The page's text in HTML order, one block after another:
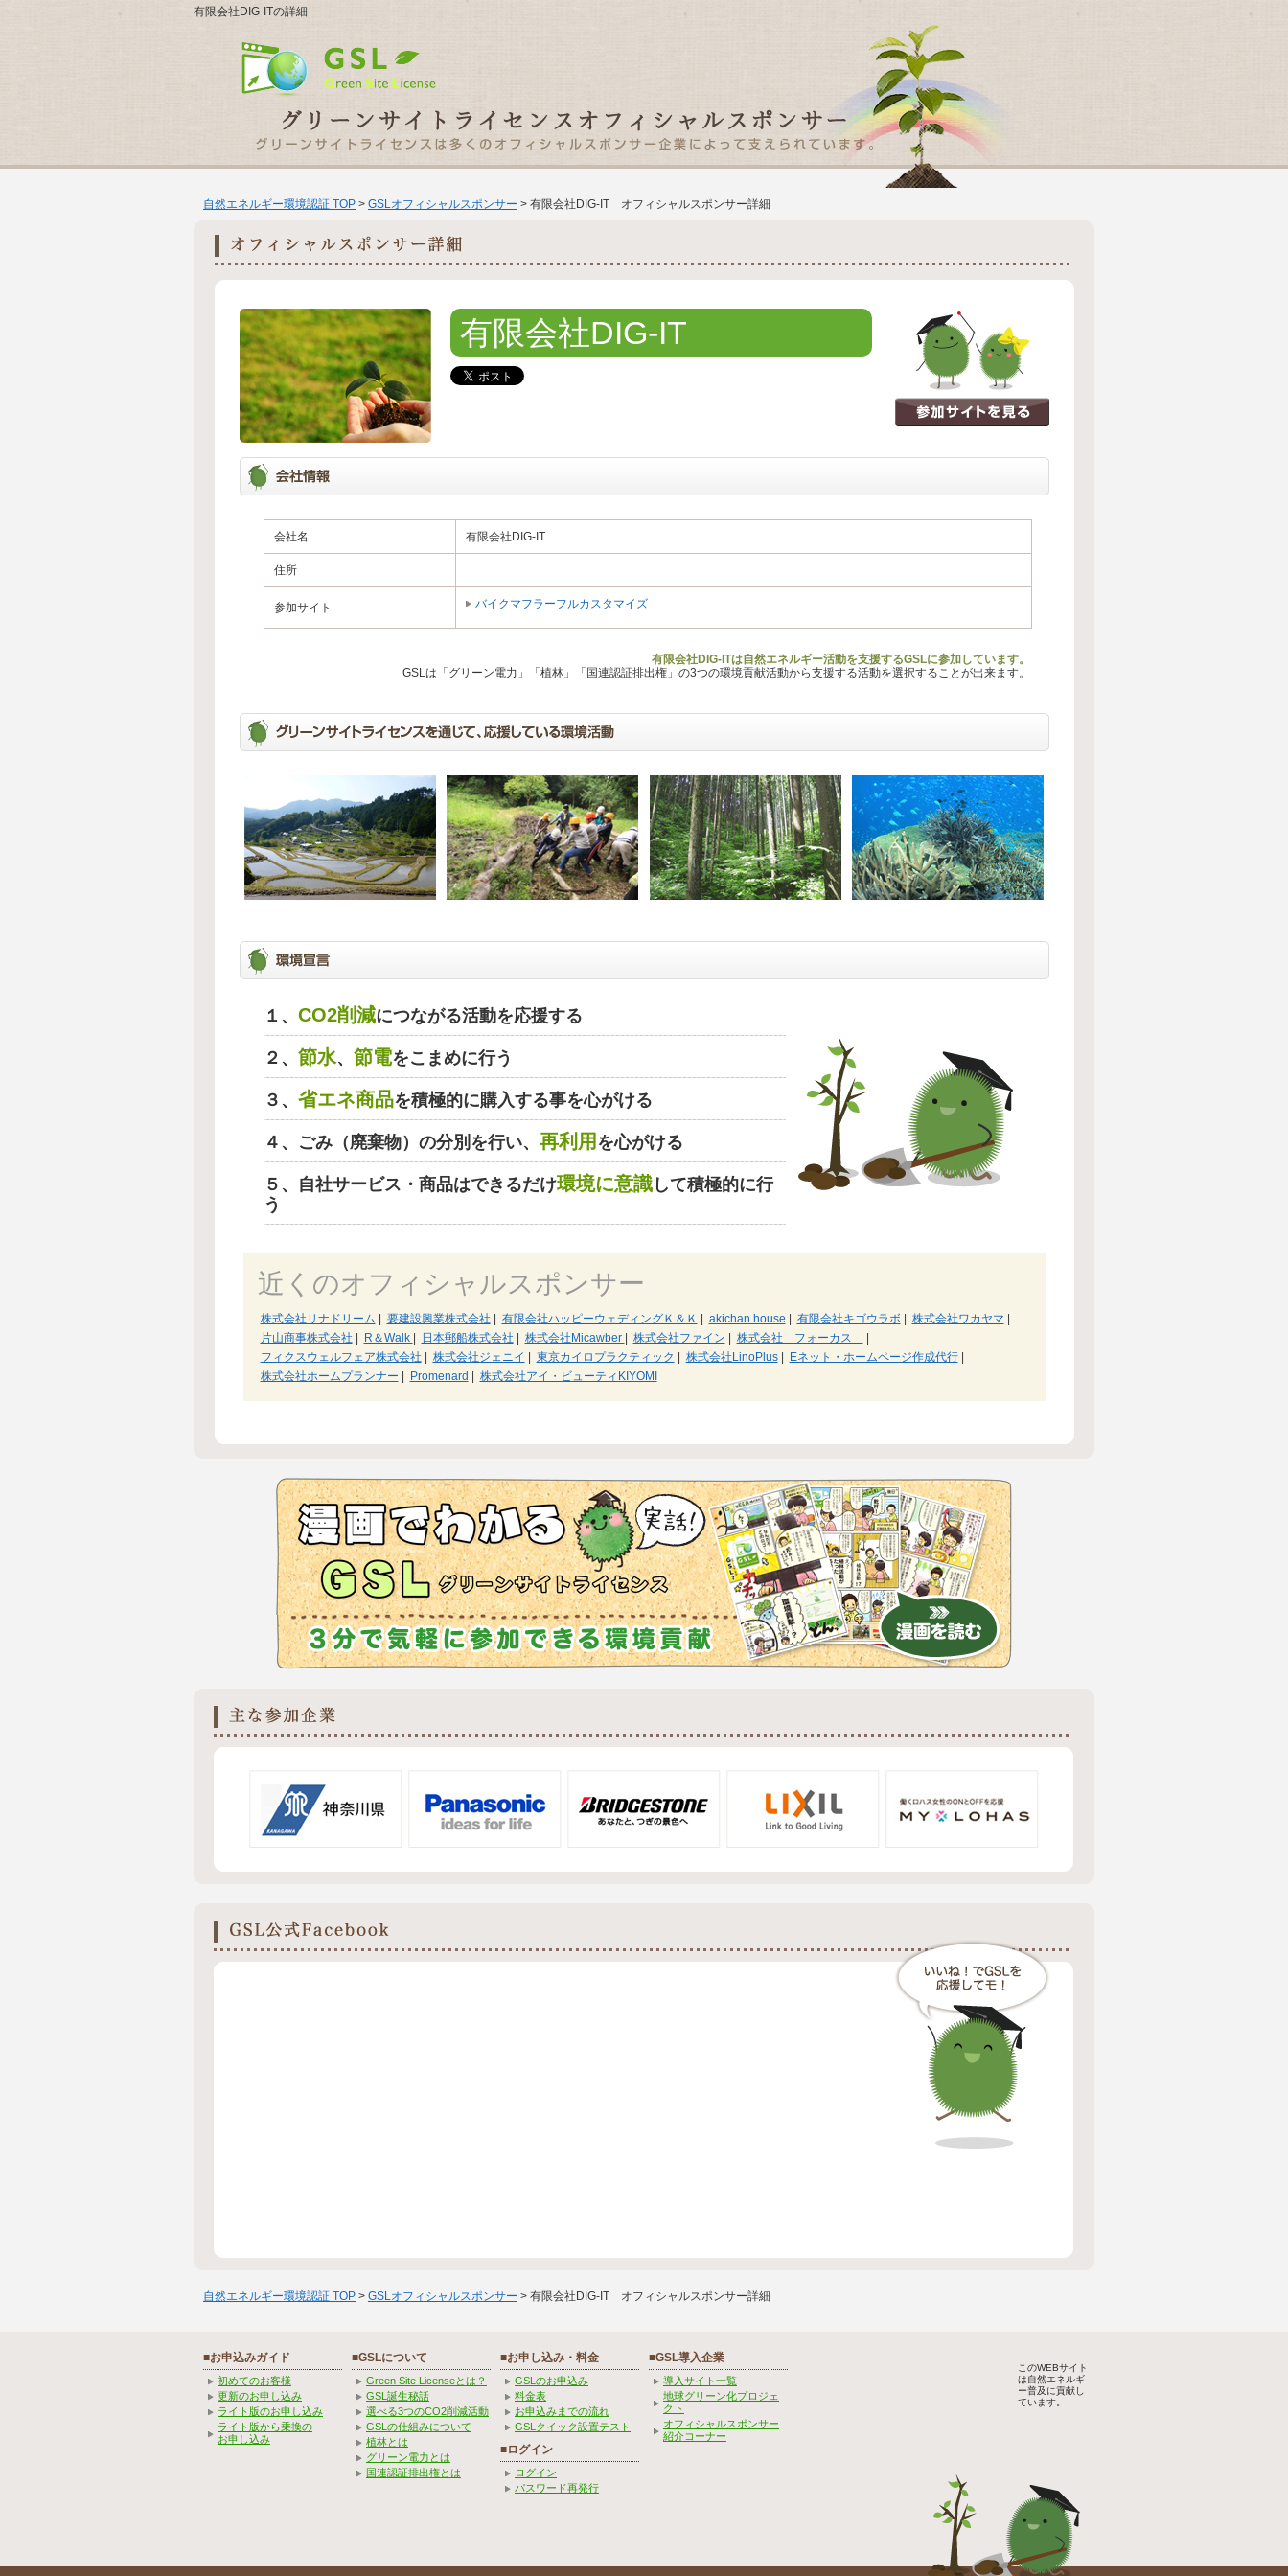
有限会社DIG-ITの詳細
自然エネルギー環境認証 TOP > GSLオフィシャルスポンサー > 有限会社DIG-IT オフィシャルスポンサー詳細
有限会社DIG-IT
会社名 有限会社DIG-IT
住所
参加サイト バイクマフラーフルカスタマイズ
有限会社DIG-ITは自然エネルギー活動を支援するGSLに参加しています。
GSLは「グリーン電力」「植林」「国連認証排出権」の3つの環境貢献活動から支援する活動を選択することが出来ます。
１、 CO2削減につながる活動を応援する
２、 節水、 節電をこまめに行う
３、 省エネ商品を積極的に購入する事を心がける
４、ごみ（廃棄物）の分別を行い、 再利用 を心がける
５、自社サービス・商品はできるだけ環境に意識して積極的に行
う
近くのオフィシャルスポンサー
株式会社リナドリーム 要建設興業株式会社 有限会社ハッピーウェディングＫ＆Ｋ akichan house 有限会社キゴウラボ| 株式会社ワカヤマ
片山商事株式会社
R＆Walk 日本郵船株式会社 株式会社Micawber 株式会社ファイン 株式会社 フォーカス
フィクスウェルフェア株式会社
株式会社ジェニイ 東京カイロプラクティック 株式会社LinoPlus| Eネット・ホームページ作成代行|
株式会社ホームプランナー
Promenard 株式会社アイ・ビューティKIYOMI
自然エネルギー環境認証 TOP > GSLオフィシャルスポンサー > 有限会社DIG-IT オフィシャルスポンサー詳細
■お申込みガイド
初めてのお客様
更新のお申し込み
ライト版のお申し込み
ライト版から乗換の
お申し込み
■GSLについて
Green Site Licenseとは？
GSL誕生秘話
選べる3つのCO2削減活動
GSLの仕組みについて
植林とは
グリーン電力とは
国連認証排出権とは
■お申し込み・料金
GSLのお申込み
料金表
お申込みまでの流れ
GSLクイック設置テスト
■ログイン
ログイン
パスワード再発行
■GSL導入企業
導入サイト一覧
地球グリーン化プロジェ
クト
オフィシャルスポンサー
紹介コーナー
このWEBサイト
は自然エネルギ
ー普及に貢献し
ています。